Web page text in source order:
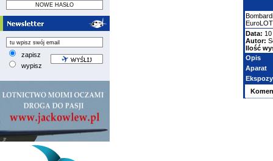
zapisz
wypisz
EuroLOT
Data:
Autor:
Ilość
Opis
Aparat